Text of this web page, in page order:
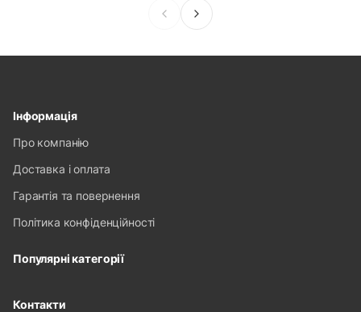
Інформація
Про компанію
Доставка і оплата
Гарантія та повернення
Політика конфіденційності
Популярні категорії
Контакти